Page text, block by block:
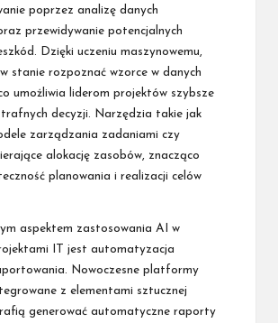
poprzez analizę danych
przewidywanie potencjalnych
Dzięki uczeniu maszynowemu,
stanie rozpoznać wzorce w danych
umożliwia liderom projektów szybsze
decyzji. Narzędzia takie jak
zarządzania zadaniami czy
alokację zasobów, znacząco
planowania i realizacji celów
aspektem zastosowania AI w
IT jest automatyzacja
Nowoczesne platformy
z elementami sztucznej
generować automatyczne raporty